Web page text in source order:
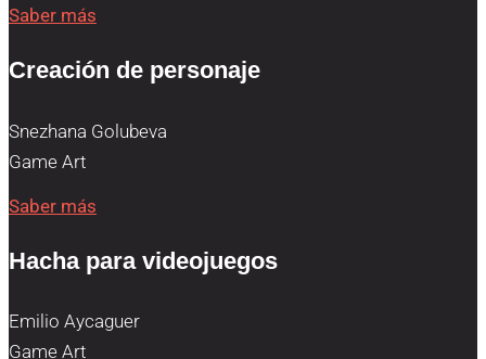
Saber más
Creación de personaje
Snezhana Golubeva
Game Art
Saber más
Hacha para videojuegos
Emilio Aycaguer
Game Art